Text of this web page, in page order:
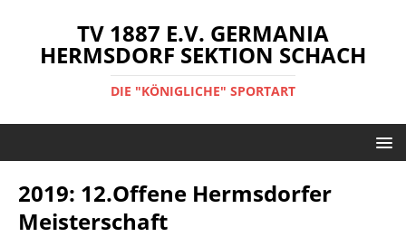
TV 1887 E.V. GERMANIA
HERMSDORF SEKTION SCHACH
DIE "KÖNIGLICHE" SPORTART
2019: 12.Offene Hermsdorfer
Meisterschaft